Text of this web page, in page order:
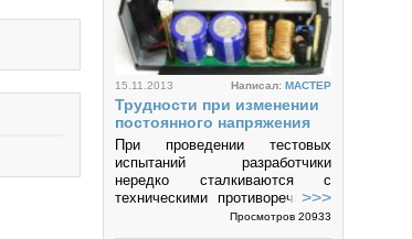
15.11.2013 Написал: MACTEP
Трудности при изменении
постоянного напряжения
При проведении тестовых
испытаний разработчики
нередко сталкиваются с
техническими противоречиями,
например, при изменении
>>>
Просмотров 20933